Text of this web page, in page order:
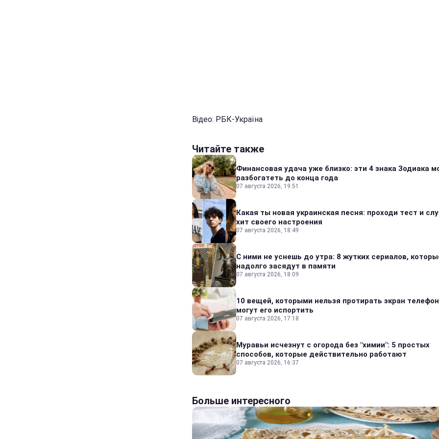
Відео: РБК-Україна
Читайте также
Финансовая удача уже близко: эти 4 знака Зодиака
разбогатеть до конца года
07 августа 2026, 19:51
Какая ты новая украинская песня: проходи тест и
хит своего настроения
07 августа 2026, 18:49
С ними не уснешь до утра: 8 жутких сериалов,
надолго засядут в памяти
07 августа 2026, 18:09
10 вещей, которыми нельзя протирать экран
могут его испортить
07 августа 2026, 17:18
Муравьи исчезнут с огорода без "химии": 5 простых
способов, которые действительно работают
07 августа 2026, 16:37
Больше интересного